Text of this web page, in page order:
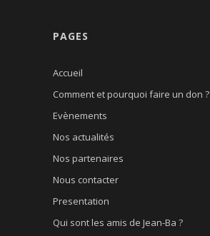
PAGES
Accueil
Comment et pourquoi faire un don ?
Evènements
Nos actualités
Nos partenaires
Nous contacter
Presentation
Qui sont les amis de Jean-Ba ?